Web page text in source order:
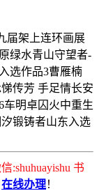
届架上连环画展
绿水青山守望者-
选作品3曹雁楠
传芳 手足情长安
车明卓囚火中重生
锻铸者山东入选
:shuhuayishu 书
在线办理！